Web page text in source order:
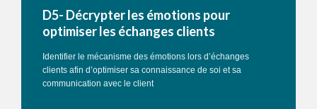
D5- Décrypter les émotions pour
optimiser les échanges clients
Identifier le mécanisme des émotions lors d’échanges
clients afin d’optimiser sa connaissance de soi et sa
communication avec le client